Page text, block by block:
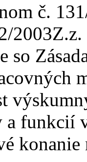
č.
so
funkcií
konanie